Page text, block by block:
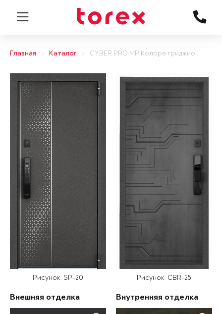
Главная Каталог CYBER PRO MP Колоре гриджио
Рисунок: SP-20
Внешняя отделка
Рисунок: CBR-25
Внутренняя отделка